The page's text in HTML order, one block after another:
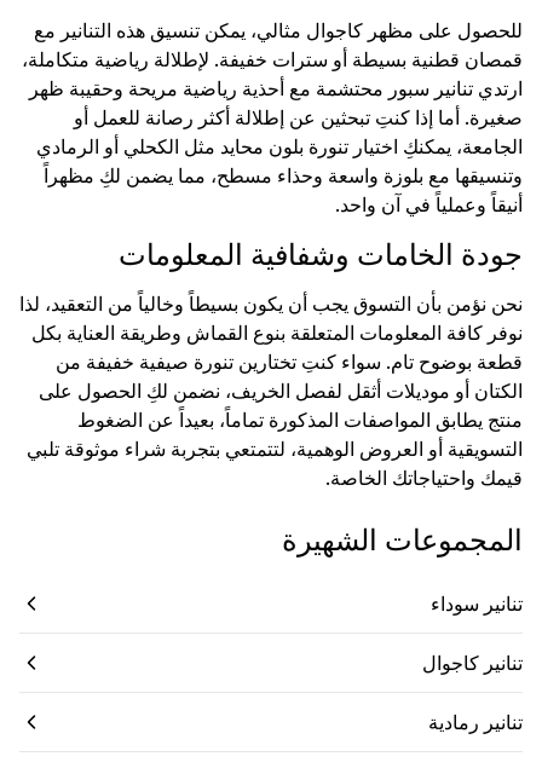
للحصول على مظهر كاجوال مثالي، يمكن تنسيق هذه التنانير مع
قمصان قطنية بسيطة أو سترات خفيفة. لإطلالة رياضية متكاملة،
ارتدي تنانير سبور محتشمة مع أحذية رياضية مريحة وحقيبة ظهر
صغيرة. أما إذا كنتِ تبحثين عن إطلالة أكثر رصانة للعمل أو
الجامعة، يمكنكِ اختيار تنورة بلون محايد مثل الكحلي أو الرمادي
وتنسيقها مع بلوزة واسعة وحذاء مسطح، مما يضمن لكِ مظهراً
أنيقاً وعملياً في آن واحد.
جودة الخامات وشفافية المعلومات
نحن نؤمن بأن التسوق يجب أن يكون بسيطاً وخالياً من التعقيد، لذا
نوفر كافة المعلومات المتعلقة بنوع القماش وطريقة العناية بكل
قطعة بوضوح تام. سواء كنتِ تختارين تنورة صيفية خفيفة من
الكتان أو موديلات أثقل لفصل الخريف، نضمن لكِ الحصول على
منتج يطابق المواصفات المذكورة تماماً، بعيداً عن الضغوط
التسويقية أو العروض الوهمية، لتتمتعي بتجربة شراء موثوقة تلبي
قيمك واحتياجاتك الخاصة.
المجموعات الشهيرة
تنانير سوداء
تنانير كاجوال
تنانير رمادية